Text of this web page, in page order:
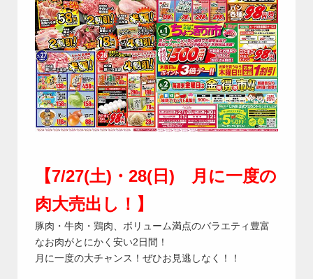
【7/27(土)・28(日) 月に一度の
肉大売出し！】
豚肉・牛肉・鶏肉、ボリューム満点のバラエティ豊富
なお肉がとにかく安い2日間！
月に一度の大チャンス！ぜひお見逃しなく！！